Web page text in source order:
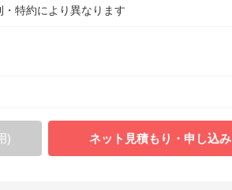
・特約により異なります
) ネット見積もり・申し込み